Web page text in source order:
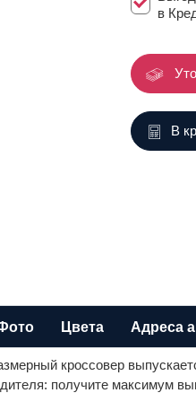
в
В
Цвета Адреса
кроссовер
получите максимум